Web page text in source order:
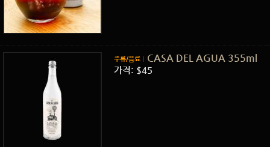
주류/음료 CASA DEL AGUA 355ml
가격: $45